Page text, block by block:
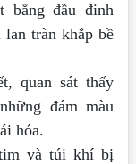
bằng đầu đinh
tràn khắp bề
quan sát thấy
đám màu
hóa.
và túi khí bị